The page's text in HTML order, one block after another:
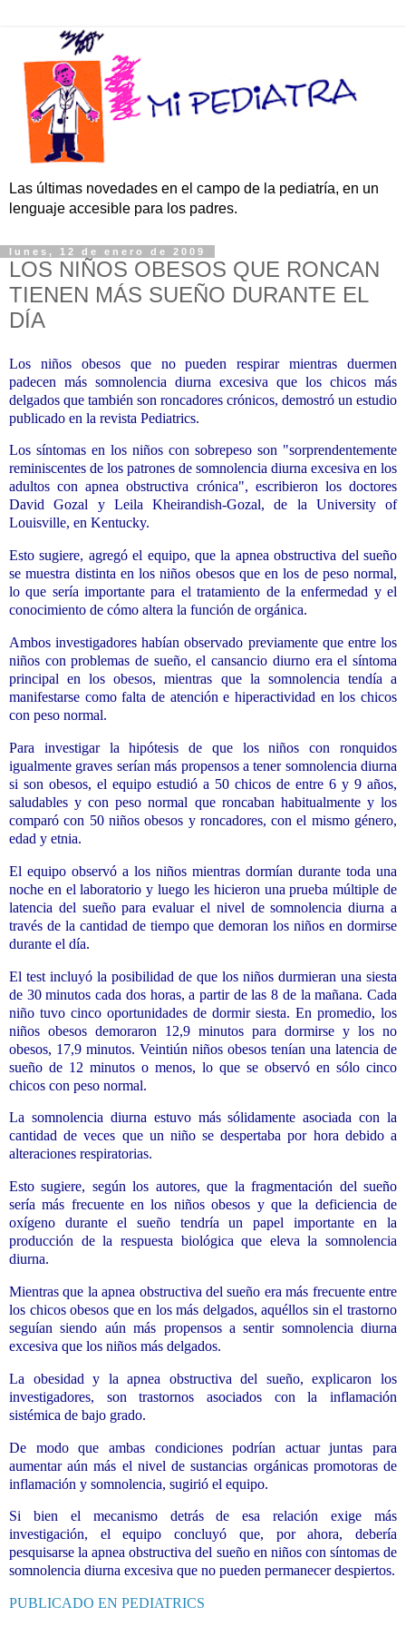
Las últimas novedades en el campo de la pediatría, en un
lenguaje accesible para los padres.
lunes, 12 de enero de 2009
LOS NIÑOS OBESOS QUE RONCAN
TIENEN MÁS SUEÑO DURANTE EL
DÍA
Los niños obesos que no pueden respirar mientras duermen
padecen más somnolencia diurna excesiva que los chicos más
delgados que también son roncadores crónicos, demostró un estudio
publicado en la revista Pediatrics.
Los síntomas en los niños con sobrepeso son "sorprendentemente
reminiscentes de los patrones de somnolencia diurna excesiva en los
adultos con apnea obstructiva crónica", escribieron los doctores
David Gozal y Leila Kheirandish-Gozal, de la University of
Louisville, en Kentucky.
Esto sugiere, agregó el equipo, que la apnea obstructiva del sueño
se muestra distinta en los niños obesos que en los de peso normal,
lo que sería importante para el tratamiento de la enfermedad y el
conocimiento de cómo altera la función de orgánica.
Ambos investigadores habían observado previamente que entre los
niños con problemas de sueño, el cansancio diurno era el síntoma
principal en los obesos, mientras que la somnolencia tendía a
manifestarse como falta de atención e hiperactividad en los chicos
con peso normal.
Para investigar la hipótesis de que los niños con ronquidos
igualmente graves serían más propensos a tener somnolencia diurna
si son obesos, el equipo estudió a 50 chicos de entre 6 y 9 años,
saludables y con peso normal que roncaban habitualmente y los
comparó con 50 niños obesos y roncadores, con el mismo género,
edad y etnia.
El equipo observó a los niños mientras dormían durante toda una
noche en el laboratorio y luego les hicieron una prueba múltiple de
latencia del sueño para evaluar el nivel de somnolencia diurna a
través de la cantidad de tiempo que demoran los niños en dormirse
durante el día.
El test incluyó la posibilidad de que los niños durmieran una siesta
de 30 minutos cada dos horas, a partir de las 8 de la mañana. Cada
niño tuvo cinco oportunidades de dormir siesta. En promedio, los
niños obesos demoraron 12,9 minutos para dormirse y los no
obesos, 17,9 minutos. Veintiún niños obesos tenían una latencia de
sueño de 12 minutos o menos, lo que se observó en sólo cinco
chicos con peso normal.
La somnolencia diurna estuvo más sólidamente asociada con la
cantidad de veces que un niño se despertaba por hora debido a
alteraciones respiratorias.
Esto sugiere, según los autores, que la fragmentación del sueño
sería más frecuente en los niños obesos y que la deficiencia de
oxígeno durante el sueño tendría un papel importante en la
producción de la respuesta biológica que eleva la somnolencia
diurna.
Mientras que la apnea obstructiva del sueño era más frecuente entre
los chicos obesos que en los más delgados, aquéllos sin el trastorno
seguían siendo aún más propensos a sentir somnolencia diurna
excesiva que los niños más delgados.
La obesidad y la apnea obstructiva del sueño, explicaron los
investigadores, son trastornos asociados con la inflamación
sistémica de bajo grado.
De modo que ambas condiciones podrían actuar juntas para
aumentar aún más el nivel de sustancias orgánicas promotoras de
inflamación y somnolencia, sugirió el equipo.
Si bien el mecanismo detrás de esa relación exige más
investigación, el equipo concluyó que, por ahora, debería
pesquisarse la apnea obstructiva del sueño en niños con síntomas de
somnolencia diurna excesiva que no pueden permanecer despiertos.
PUBLICADO EN PEDIATRICS